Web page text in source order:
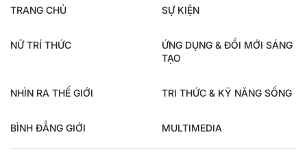
TRANG CHỦ SỰ KIỆN
NỮ TRÍ THỨC
ỨNG DỤNG & ĐỔI MỚI SÁNG
TẠO
NHÌN RA THẾ GIỚI TRI THỨC & KỸ NĂNG SỐNG
BÌNH ĐẲNG GIỚI MULTIMEDIA